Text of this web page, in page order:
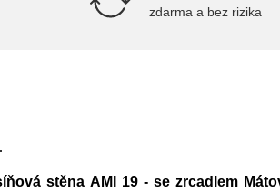
zdarma a bez rizika
stěna AMI 19 - se zrcadlem